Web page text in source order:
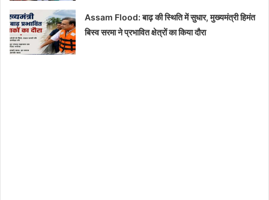
Assam Flood: बाढ़ की स्थिति में सुधार, मुख्यमंत्री हिमंत
बिस्व सरमा ने प्रभावित क्षेत्रों का किया दौरा